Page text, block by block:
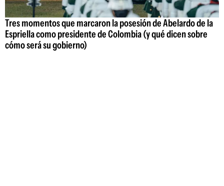
Tres momentos que marcaron la posesión de Abelardo de la
Espriella como presidente de Colombia (y qué dicen sobre
cómo será su gobierno)